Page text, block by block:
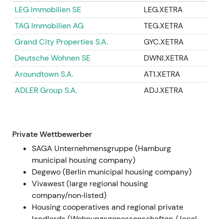
Gesamtjahr 2022
Integrationsarbeiten und Kaufpreisallokation
schritten voran; die endgültige Allokation des
Akquisitionskaufpreises wurde im Rahmen des
Geschäftsberichts 2022 abgeschlossen
(Finalisierung zum 30. September 2022) –
inmitten einer deutlichen makroökonomischen
renditehungrigen Aufkäufer zum zinssensitiven
Geschäftsmodell mit höheren
Finanzierungskosten und sinkenden NAV- und
Ertragsbewertungen[44], [48].
Anhaltender Abwärtstrend und
Bewertungskompression bei Vonovia und
vergleichbaren Unternehmen durch das
LEG Immobilien SE
LEG.XETRA
TAG Immobilien AG
TEG.XETRA
Grand City Properties S.A.
GYC.XETRA
Deutsche Wohnen SE
DWNI.XETRA
Aroundtown S.A.
AT1.XETRA
ADLER Group S.A.
ADJ.XETRA
Private Wettbewerber
SAGA Unternehmensgruppe (Hamburg
municipal housing company)
Degewo (Berlin municipal housing company)
Vivawest (large regional housing
company/non‑listed)
Housing cooperatives and regional private